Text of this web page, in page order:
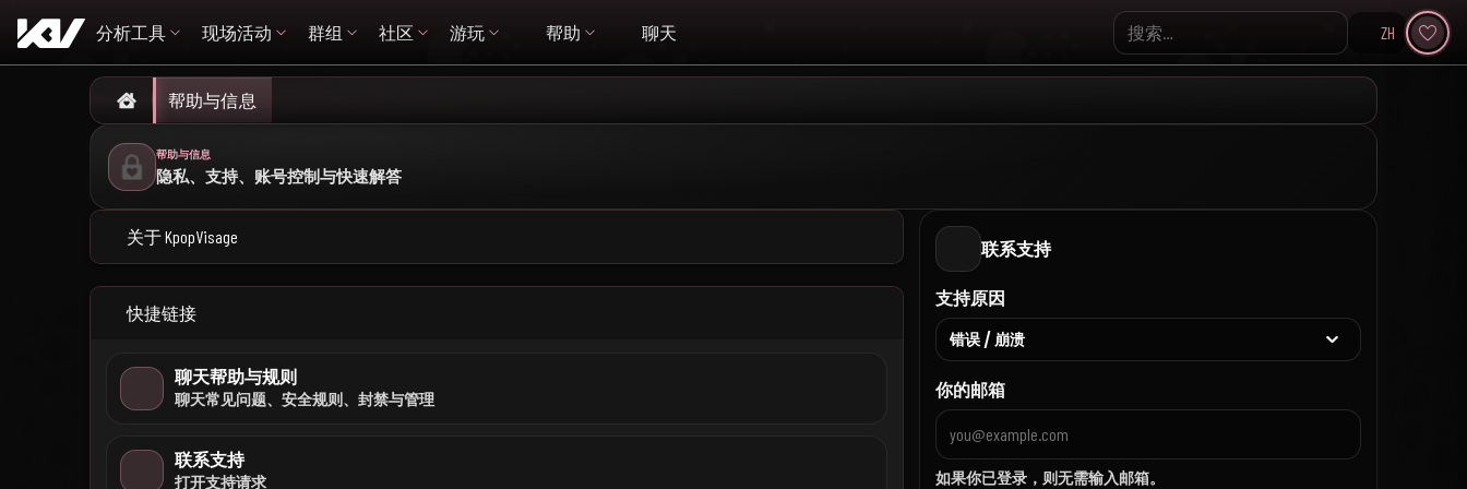
分析工具 现场活动 群组 社区 游玩 帮助 聊天
Search KpopVisage
ZH
Home
帮助与信息
帮助与信息
隐私、支持、账号控制与快速解答
关于 KpopVisage
快捷链接
聊天帮助与规则
聊天常见问题、安全规则、封禁与管理
联系支持
打开支持请求
联系支持
支持原因
你的邮箱
如果你已登录，则无需输入邮箱。